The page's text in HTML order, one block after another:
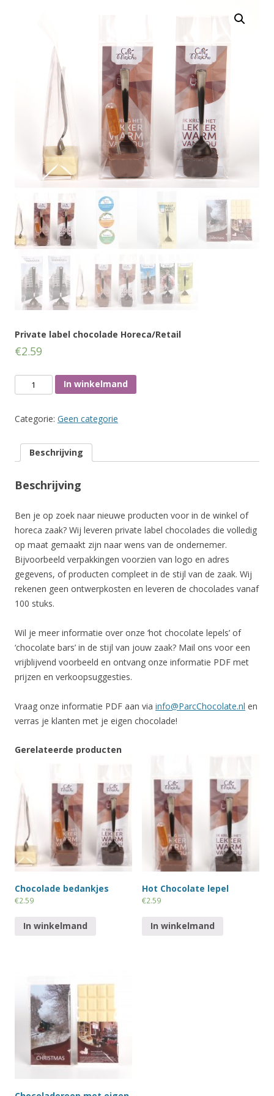
Private label chocolade Horeca/Retail
€2.59
Aantal In winkelmand
Categorie: Geen categorie
Beschrijving
Beschrijving
Ben je op zoek naar nieuwe producten voor in de winkel of
horeca zaak? Wij leveren private label chocolades die volledig
op maat gemaakt zijn naar wens van de ondernemer.
Bijvoorbeeld verpakkingen voorzien van logo en adres
gegevens, of producten compleet in de stijl van de zaak. Wij
rekenen geen ontwerpkosten en leveren de chocolades vanaf
100 stuks.
Wil je meer informatie over onze ‘hot chocolate lepels’ of
‘chocolate bars’ in de stijl van jouw zaak? Mail ons voor een
vrijblijvend voorbeeld en ontvang onze informatie PDF met
prijzen en verkoopsuggesties.
Vraag onze informatie PDF aan via info@ParcChocolate.nl en
verras je klanten met je eigen chocolade!
Gerelateerde producten
Chocolade bedankjes
€2.59
In winkelmand
Hot Chocolate lepel
€2.59
In winkelmand